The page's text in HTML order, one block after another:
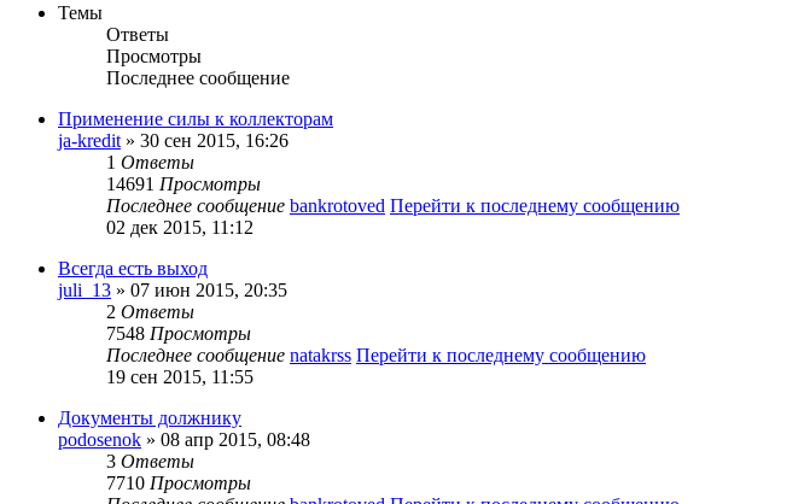
Темы
Ответы
Просмотры
Последнее сообщение
Применение силы к коллекторам
ja-kredit » 30 сен 2015, 16:26
1 Ответы
14691 Просмотры
Последнее сообщение bankrotoved Перейти к последнему сообщению
02 дек 2015, 11:12
Всегда есть выход
juli_13 » 07 июн 2015, 20:35
2 Ответы
7548 Просмотры
Последнее сообщение natakrss Перейти к последнему сообщению
19 сен 2015, 11:55
Документы должнику
podosenok » 08 апр 2015, 08:48
3 Ответы
7710 Просмотры